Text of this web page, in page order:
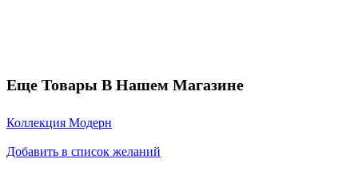
Еще Товары В Нашем Магазине
Коллекция Модерн
Добавить в список желаний